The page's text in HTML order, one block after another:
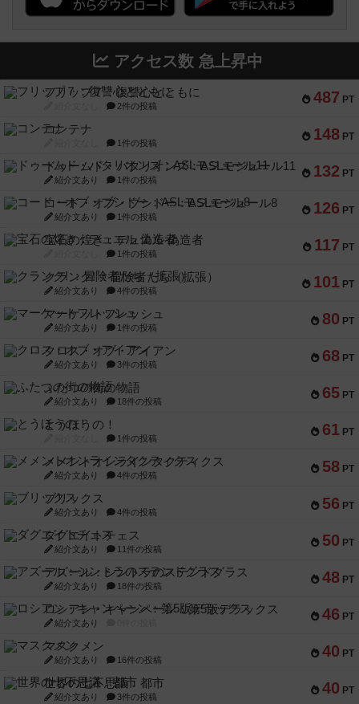
アクセス数 急上昇中
487 PT
フリップ７：復讐心とともに
2件の投稿
148 PT
コンテナ
1件の投稿
132 PT
ドゥームド・バタリオンズ：ASLモジュール11
紹介文あり 1件の投稿
126 PT
コード・オブ・ブシドー：ASLモジュール8
紹介文あり 1件の投稿
117 PT
宝石の煌き：デュエル 偽造者
1件の投稿
101 PT
クランク! ：冒険者たち（拡張）
紹介文あり 4件の投稿
80 PT
マーケットフレッシュ
紹介文あり 1件の投稿
68 PT
クロス・オブ・アイアン
紹介文あり 3件の投稿
65 PT
ふたつの街の物語
紹介文あり 18件の投稿
61 PT
とうほうの！
1件の投稿
58 PT
メメントオンラインタクティクス
紹介文あり 4件の投稿
56 PT
ブリックス
紹介文あり 4件の投稿
50 PT
ダグエイトチェス
紹介文あり 11件の投稿
48 PT
アズール：シントラのステンドグラス
紹介文あり 18件の投稿
46 PT
ロシアン・キャンペーン：第5版デラックス
紹介文あり
40 PT
マスクメン
紹介文あり 16件の投稿
40 PT
世界の七不思議：都市
紹介文あり 3件の投稿